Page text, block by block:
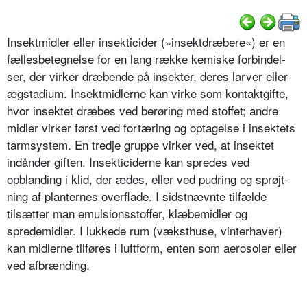
Insektmidler eller insekticider (»in­sektdræbere«) er en
fællesbetegnelse for en lang række kemiske forbindel­
ser, der virker dræbende på insekter, deres larver eller
ægstadium. Insekt­midlerne kan virke som kontaktgifte,
hvor insektet dræbes ved berøring med stoffet; andre
midler virker først ved fortæring og optagelse i insektets
tarm­system. En tredje gruppe virker ved, at insektet
indånder giften. Insekticider­ne kan spredes ved
opblanding i klid, der ædes, eller ved pudring og sprøjt­
ning af planternes overflade. I sidst­nævnte tilfælde
tilsætter man emul­sionsstoffer, klæbemidler og
spredemidler. I lukkede rum (væksthuse, vin­terhaver)
kan midlerne tilføres i luft­form, enten som aerosoler eller
ved afbrænding.